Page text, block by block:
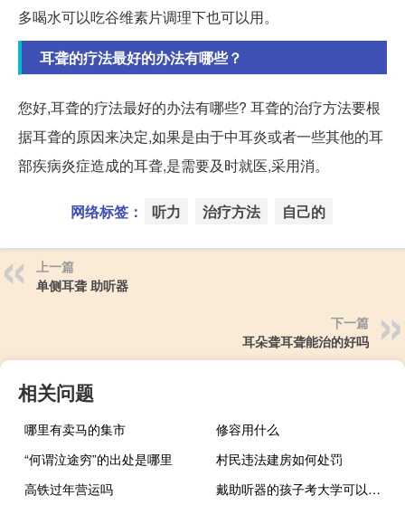
多喝水可以吃谷维素片调理下也可以用。
耳聋的疗法最好的办法有哪些？
您好,耳聋的疗法最好的办法有哪些? 耳聋的治疗方法要根
据耳聋的原因来决定,如果是由于中耳炎或者一些其他的耳
部疾病炎症造成的耳聋,是需要及时就医,采用消。
网络标签： 听力 治疗方法 自己的
上一篇
单侧耳聋 助听器
下一篇
耳朵聋耳聋能治的好吗
相关问题
哪里有卖马的集市
修容用什么
“何谓泣途穷”的出处是哪里
村民违法建房如何处罚
高铁过年营运吗
戴助听器的孩子考大学可以报什么专业